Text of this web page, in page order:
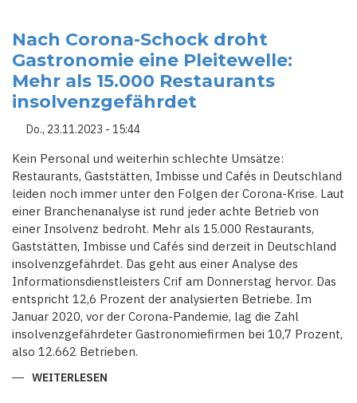
MASKEN:
MEHR
ALS
VIER
JAHRE
HAFT
FÜR
POLITIKERTOCHTER
Nach Corona-Schock droht
Gastronomie eine Pleitewelle:
Mehr als 15.000 Restaurants
insolvenzgefährdet
Do., 23.11.2023 - 15:44
Kein Personal und weiterhin schlechte Umsätze:
Restaurants, Gaststätten, Imbisse und Cafés in Deutschland
leiden noch immer unter den Folgen der Corona-Krise. Laut
einer Branchenanalyse ist rund jeder achte Betrieb von
einer Insolvenz bedroht. Mehr als 15.000 Restaurants,
Gaststätten, Imbisse und Cafés sind derzeit in Deutschland
insolvenzgefährdet. Das geht aus einer Analyse des
Informationsdienstleisters Crif am Donnerstag hervor. Das
entspricht 12,6 Prozent der analysierten Betriebe. Im
Januar 2020, vor der Corona-Pandemie, lag die Zahl
insolvenzgefährdeter Gastronomiefirmen bei 10,7 Prozent,
also 12.662 Betrieben.
WEITERLESEN